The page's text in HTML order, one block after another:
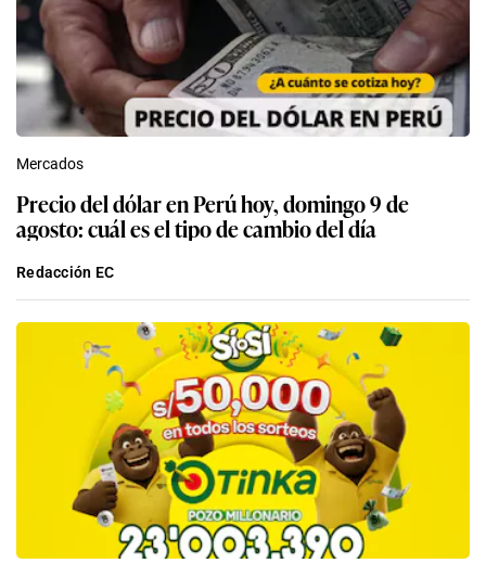
Mercados
Precio del dólar en Perú hoy, domingo 9 de
agosto: cuál es el tipo de cambio del día
Redacción EC